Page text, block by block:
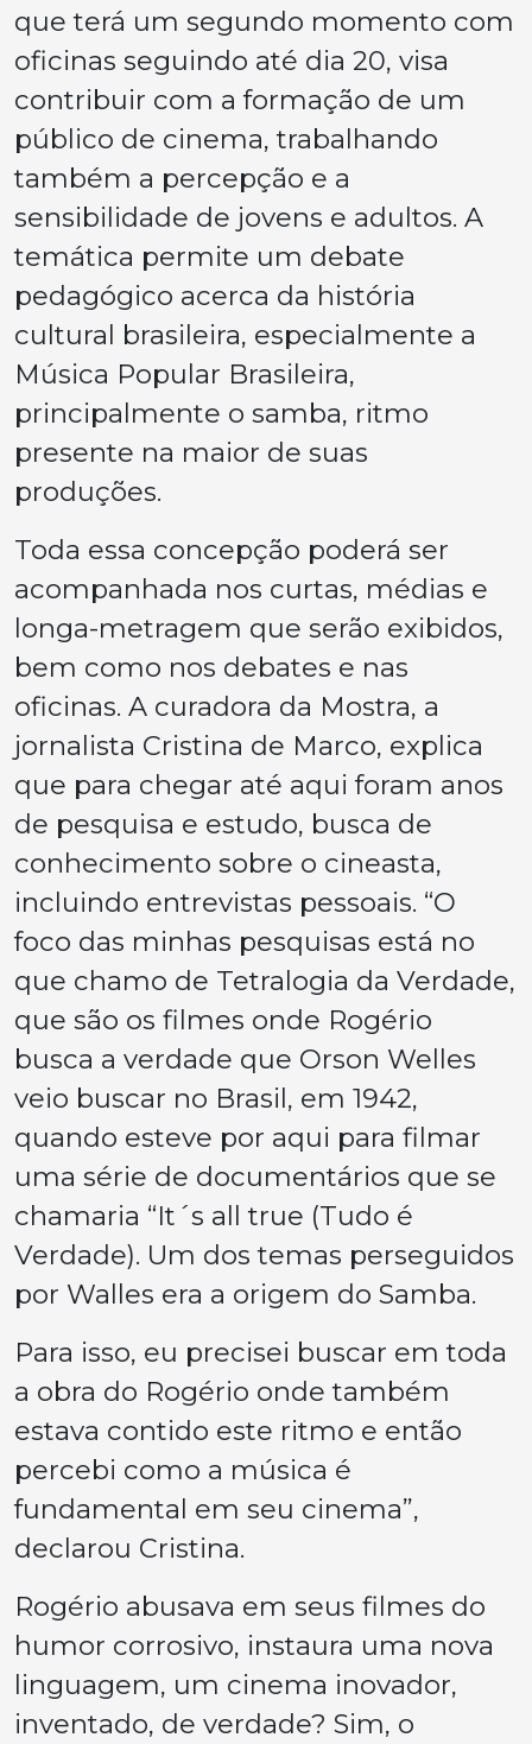
que terá um segundo momento com
oficinas seguindo até dia 20, visa
contribuir com a formação de um
público de cinema, trabalhando
também a percepção e a
sensibilidade de jovens e adultos. A
temática permite um debate
pedagógico acerca da história
cultural brasileira, especialmente a
Música Popular Brasileira,
principalmente o samba, ritmo
presente na maior de suas
produções.
Toda essa concepção poderá ser
acompanhada nos curtas, médias e
longa-metragem que serão exibidos,
bem como nos debates e nas
oficinas. A curadora da Mostra, a
jornalista Cristina de Marco, explica
que para chegar até aqui foram anos
de pesquisa e estudo, busca de
conhecimento sobre o cineasta,
incluindo entrevistas pessoais. “O
foco das minhas pesquisas está no
que chamo de Tetralogia da Verdade,
que são os filmes onde Rogério
busca a verdade que Orson Welles
veio buscar no Brasil, em 1942,
quando esteve por aqui para filmar
uma série de documentários que se
chamaria “It´s all true (Tudo é
Verdade). Um dos temas perseguidos
por Walles era a origem do Samba.
Para isso, eu precisei buscar em toda
a obra do Rogério onde também
estava contido este ritmo e então
percebi como a música é
fundamental em seu cinema”,
declarou Cristina.
Rogério abusava em seus filmes do
humor corrosivo, instaura uma nova
linguagem, um cinema inovador,
inventado, de verdade? Sim, o